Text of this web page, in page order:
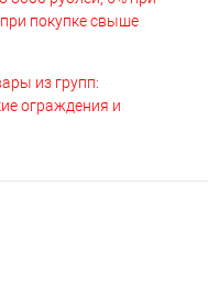
покупке свыше
из групп:
ограждения и